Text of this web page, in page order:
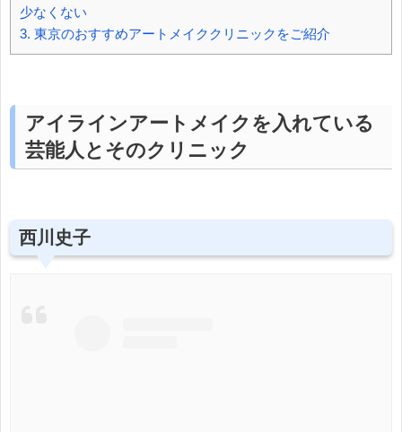
少なくない
3. 東京のおすすめアートメイククリニックをご紹介
アイラインアートメイクを入れている
芸能人とそのクリニック
西川史子